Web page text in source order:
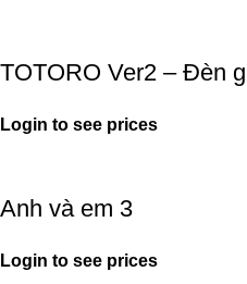
TOTORO Ver2 – Đèn
Login to see prices
Anh và em 3
Login to see prices